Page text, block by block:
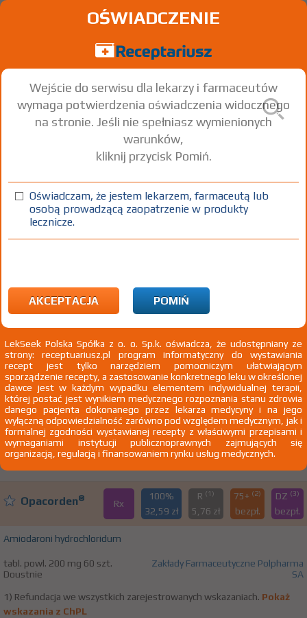
Znaleziono wyników:
I47 Komorowe zaburzenia rytmu typu fali nawrotowej
[reentry]
I47.2 Częstoskurcz komorowy
Injectio Magnesii sulfurici 20%
Polpharma
Rx
100%
26,73 zł
Magnesium sulfatis
inj. [roztw.] 200 mg/ml 10 amp. 10 ml
Iniekcje
Zakłady Farmaceutyczne
Polpharma SA
Opacorden® Rx
100%
32,59 zł
R (1)
5,76 zł
75+ (2)
bezpł.
DZ (3)
bezpł.
Amiodaroni hydrochloridum
tabl. powl. 200 mg 60 szt.
Doustnie
Zakłady Farmaceutyczne Polpharma
SA
1) Refundacja we wszystkich zarejestrowanych wskazaniach. Pokaż
wskazania z ChPL
OŚWIADCZENIE
Wejście do serwisu dla lekarzy i farmaceutów
wymaga potwierdzenia oświadczenia widocznego
na stronie. Jeśli nie spełniasz wymienionych
warunków,
kliknij przycisk Pomiń.
Oświadczam, że jestem lekarzem, farmaceutą lub
osobą prowadzącą zaopatrzenie w produkty
lecznicze.
AKCEPTACJA POMIŃ
LekSeek Polska Spółka z o. o. Sp.k. oświadcza, że udostępniany ze
strony: receptuariusz.pl program informatyczny do wystawiania
recept jest tylko narzędziem pomocniczym ułatwiającym
sporządzenie recepty, a zastosowanie konkretnego leku w określonej
dawce jest w każdym wypadku elementem indywidualnej terapii,
której postać jest wynikiem medycznego rozpoznania stanu zdrowia
danego pacjenta dokonanego przez lekarza medycyny i na jego
wyłączną odpowiedzialność zarówno pod względem medycznym, jak i
formalnej zgodności wystawianej recepty z właściwymi przepisami i
wymaganiami instytucji publicznoprawnych zajmujących się
organizacją, regulacją i finansowaniem rynku usług medycznych.